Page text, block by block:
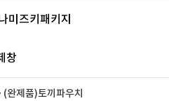
미즈키패키지
창
(완제품)토끼파우치